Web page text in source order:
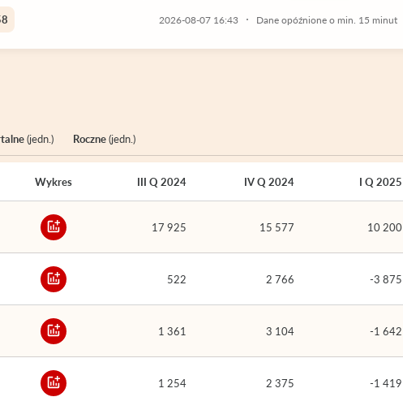
2026-08-07 16:43 Dane opóźnione o min. 15 minut
(jedn.) Roczne(jedn.)
Wykres III Q 2024 IV Q 2024 I Q 2025
17 925 15 577 10 200
522 2 766 -3 875
1 361 3 104 -1 642
1 254 2 375 -1 419